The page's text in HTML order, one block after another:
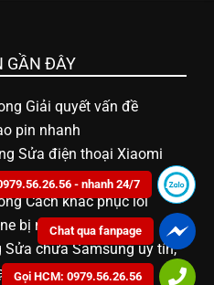
GẦN ĐÂY
Giải quyết vấn đề
pin nhanh
Sửa điện thoại Xiaomi
nhiêu tiền
Cách khắc phục lỗi
bị mờ
Sửa chữa Samsung uy tín,
Bạc Liêu
- nhanh 24/7
Chat qua fanpage
Gọi HCM: 0979.56.26.56